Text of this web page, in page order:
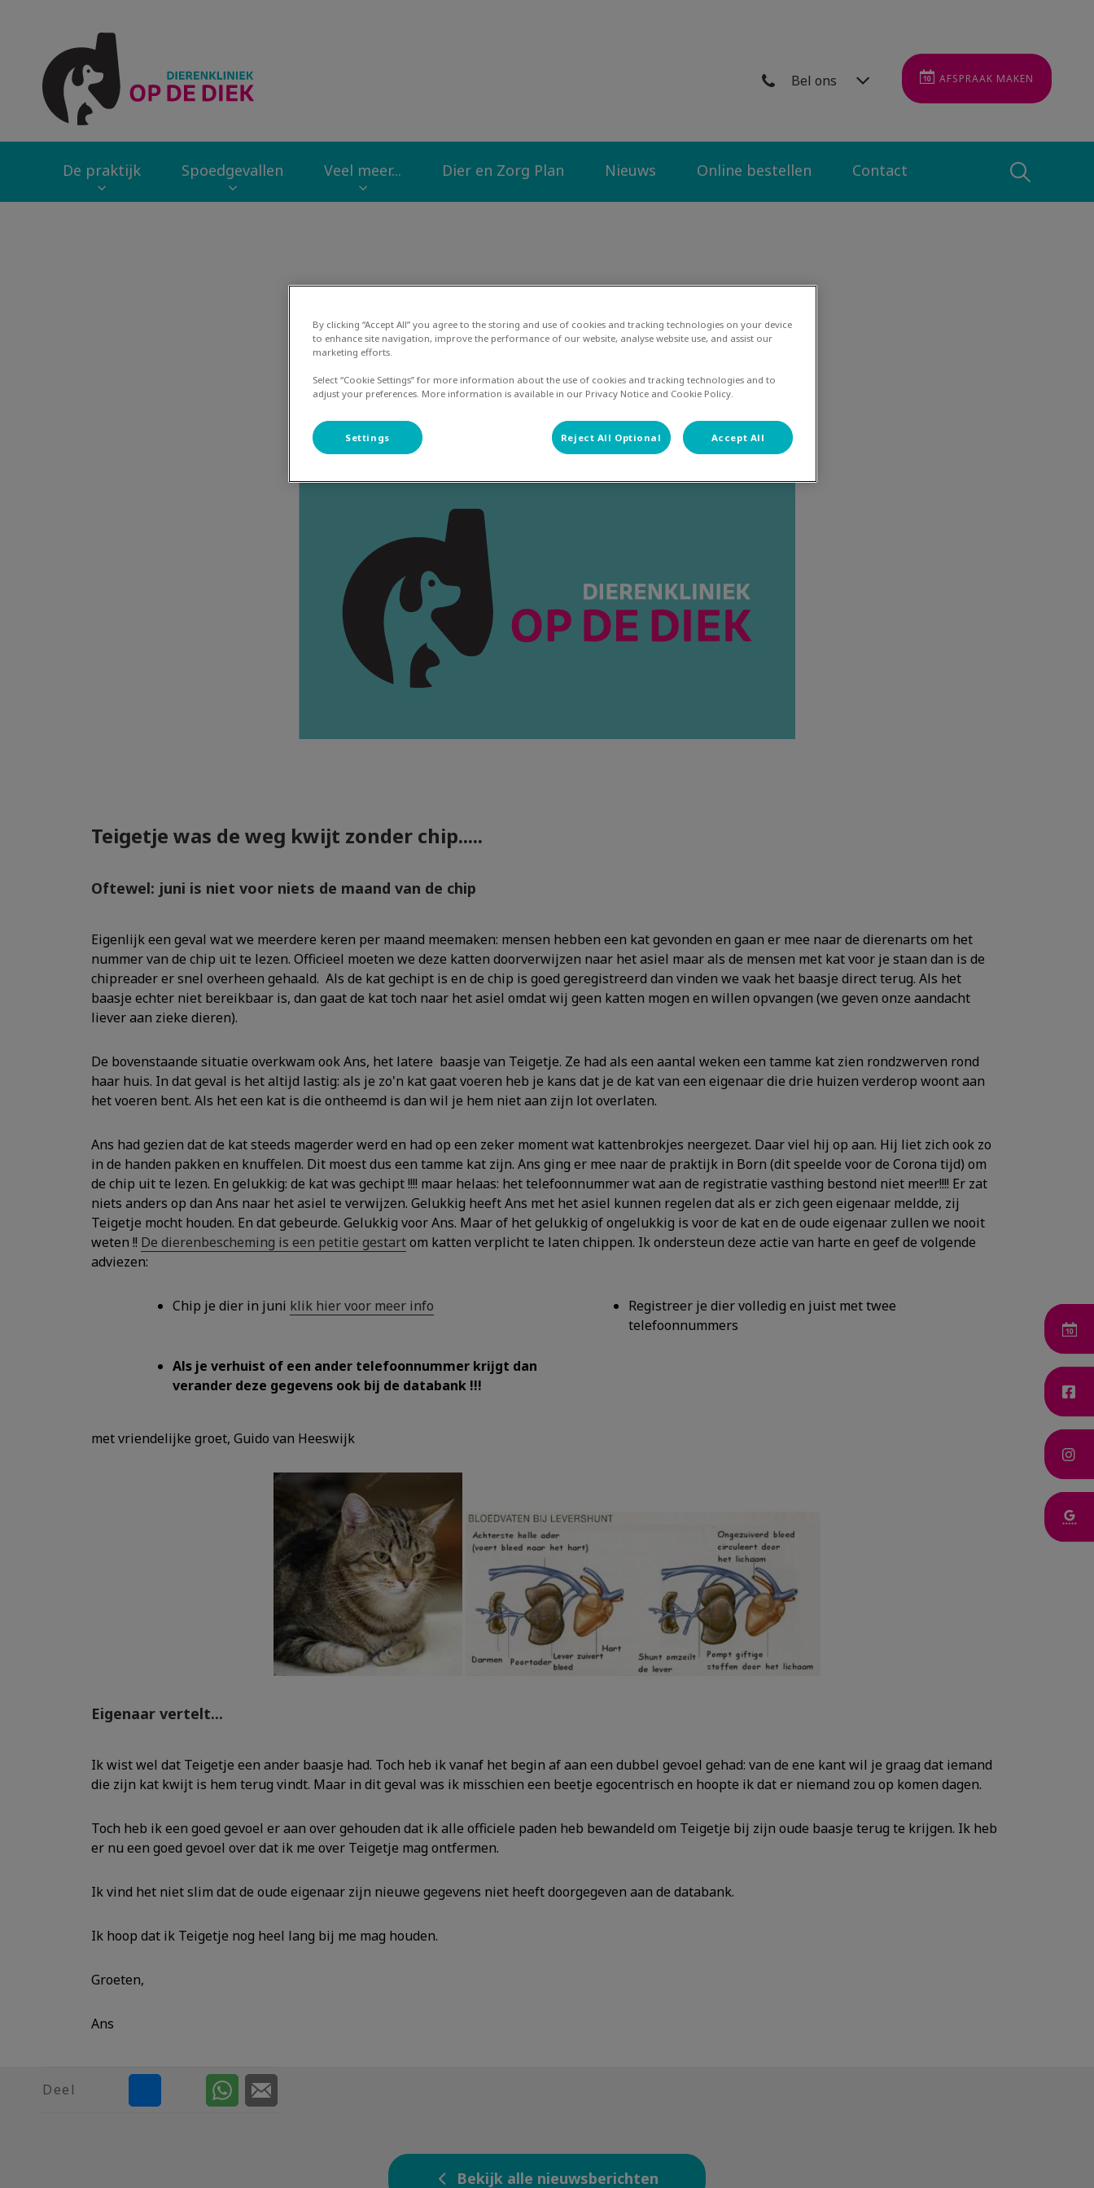
Bel ons AFSPRAAK MAKEN
De praktijk Spoedgevallen Veel meer... Dier en Zorg Plan Nieuws Online bestellen Contact
Teigetje was de weg kwijt zonder chip.....
Oftewel: juni is niet voor niets de maand van de chip
Eigenlijk een geval wat we meerdere keren per maand meemaken: mensen hebben een kat gevonden en gaan er mee naar de dierenarts om het
nummer van de chip uit te lezen. Officieel moeten we deze katten doorverwijzen naar het asiel maar als de mensen met kat voor je staan dan is de
chipreader er snel overheen gehaald. Als de kat gechipt is en de chip is goed geregistreerd dan vinden we vaak het baasje direct terug. Als het
baasje echter niet bereikbaar is, dan gaat de kat toch naar het asiel omdat wij geen katten mogen en willen opvangen (we geven onze aandacht
liever aan zieke dieren).
De bovenstaande situatie overkwam ook Ans, het latere baasje van Teigetje. Ze had als een aantal weken een tamme kat zien rondzwerven rond
haar huis. In dat geval is het altijd lastig: als je zo'n kat gaat voeren heb je kans dat je de kat van een eigenaar die drie huizen verderop woont aan
het voeren bent. Als het een kat is die ontheemd is dan wil je hem niet aan zijn lot overlaten.
Ans had gezien dat de kat steeds magerder werd en had op een zeker moment wat kattenbrokjes neergezet. Daar viel hij op aan. Hij liet zich ook zo
in de handen pakken en knuffelen. Dit moest dus een tamme kat zijn. Ans ging er mee naar de praktijk in Born (dit speelde voor de Corona tijd) om
de chip uit te lezen. En gelukkig: de kat was gechipt !!!! maar helaas: het telefoonnummer wat aan de registratie vasthing bestond niet meer!!!! Er zat
niets anders op dan Ans naar het asiel te verwijzen. Gelukkig heeft Ans met het asiel kunnen regelen dat als er zich geen eigenaar meldde, zij
Teigetje mocht houden. En dat gebeurde. Gelukkig voor Ans. Maar of het gelukkig of ongelukkig is voor de kat en de oude eigenaar zullen we nooit
weten !! De dierenbescheming is een petitie gestartom katten verplicht te laten chippen. Ik ondersteun deze actie van harte en geef de volgende
adviezen:
Chip je dier in juni klik hier voor meer info
Registreer je dier volledig en juist met twee
telefoonnummers
Als je verhuist of een ander telefoonnummer krijgt dan
verander deze gegevens ook bij de databank !!!
met vriendelijke groet, Guido van Heeswijk
Eigenaar vertelt...
Ik wist wel dat Teigetje een ander baasje had. Toch heb ik vanaf het begin af aan een dubbel gevoel gehad: van de ene kant wil je graag dat iemand
die zijn kat kwijt is hem terug vindt. Maar in dit geval was ik misschien een beetje egocentrisch en hoopte ik dat er niemand zou op komen dagen.
Toch heb ik een goed gevoel er aan over gehouden dat ik alle officiele paden heb bewandeld om Teigetje bij zijn oude baasje terug te krijgen. Ik heb
er nu een goed gevoel over dat ik me over Teigetje mag ontfermen.
Ik vind het niet slim dat de oude eigenaar zijn nieuwe gegevens niet heeft doorgegeven aan de databank.
Ik hoop dat ik Teigetje nog heel lang bij me mag houden.
Groeten,
Ans
Deel
Bekijk alle nieuwsberichten
By clicking “Accept All” you agree to the storing and use of cookies and tracking technologies on your device
to enhance site navigation, improve the performance of our website, analyse website use, and assist our
marketing efforts.
Select “Cookie Settings” for more information about the use of cookies and tracking technologies and to
adjust your preferences. More information is available in our Privacy Notice and Cookie Policy.
Settings Reject All Optional Accept All